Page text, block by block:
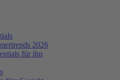
2026
für ihn